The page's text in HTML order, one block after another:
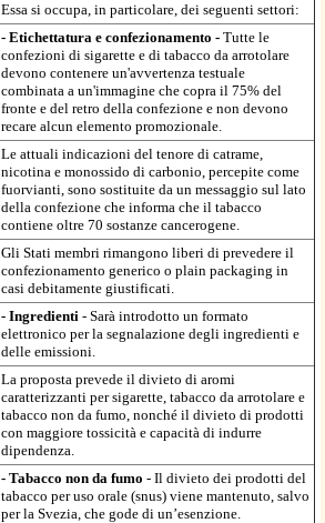
Essa si occupa, in particolare, dei seguenti settori:
- Etichettatura e confezionamento - Tutte le
confezioni di sigarette e di tabacco da arrotolare
devono contenere un'avvertenza testuale
combinata a un'immagine che copra il 75% del
fronte e del retro della confezione e non devono
recare alcun elemento promozionale.
Le attuali indicazioni del tenore di catrame,
nicotina e monossido di carbonio, percepite come
fuorvianti, sono sostituite da un messaggio sul lato
della confezione che informa che il tabacco
contiene oltre 70 sostanze cancerogene.
Gli Stati membri rimangono liberi di prevedere il
confezionamento generico o plain packaging in
casi debitamente giustificati.
- Ingredienti - Sarà introdotto un formato
elettronico per la segnalazione degli ingredienti e
delle emissioni.
La proposta prevede il divieto di aromi
caratterizzanti per sigarette, tabacco da arrotolare e
tabacco non da fumo, nonché il divieto di prodotti
con maggiore tossicità e capacità di indurre
dipendenza.
- Tabacco non da fumo - Il divieto dei prodotti del
tabacco per uso orale (snus) viene mantenuto, salvo
per la Svezia, che gode di un’esenzione.